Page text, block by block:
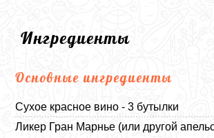
Ингредиенты
Основные ингредиенты
Сухое красное вино - 3 бутылки
Ликер Гран Марнье (или другой